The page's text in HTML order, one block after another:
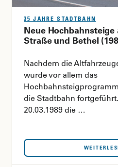
35 JAHRE STADTBAHN
Neue
Straße und Bethel
Nachdem die
wurde vor allem das
die Stadtbahn
20.03.1989 die …